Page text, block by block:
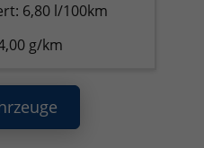
6,80 l/100km
g/km